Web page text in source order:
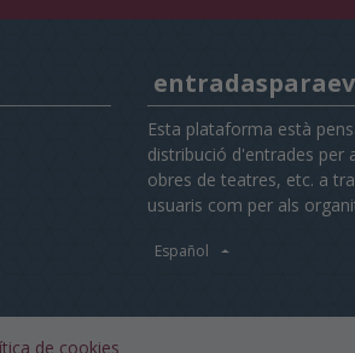
Esta plataforma està
distribució d'entrades per
obres de teatres, etc. a
usuaris com per als
Español
de cookies